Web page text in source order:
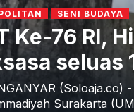
SENI BUDAYA
Ke-76 RI,
seluas
(Soloaja.co)
Surakarta